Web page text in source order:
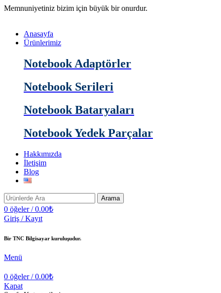
Memnuniyetiniz bizim için büyük bir onurdur.
Anasayfa
Ürünlerimiz
Notebook Adaptörler
Notebook Serileri
Notebook Bataryaları
Notebook Yedek Parçalar
Hakkımızda
İletişim
Blog
Arama
0 öğeler / 0.00₺
Giriş / Kayıt
Bir TNC Bilgisayar kuruluşudur.
Menü
0 öğeler / 0.00₺
Kapat